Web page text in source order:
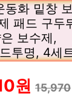
동화 밑창
패드 구두
보수제,
투명, 4세
원 15,970